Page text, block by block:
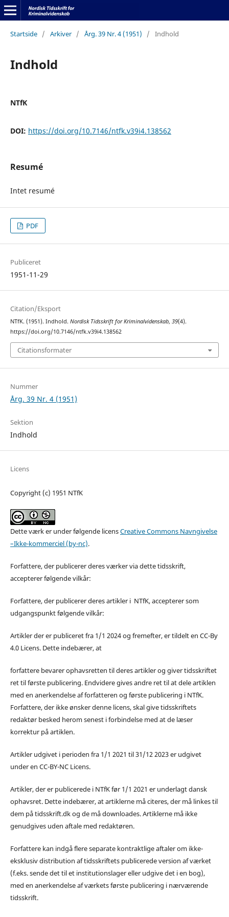
Startside / Arkiver / Årg. 39 Nr. 4 (1951) / Indhold
Indhold
NTfK
DOI: https://doi.org/10.7146/ntfk.v39i4.138562
Resumé
Intet resumé
PDF
Publiceret
1951-11-29
Citation/Eksport
NTfK. (1951). Indhold. Nordisk Tidsskrift for Kriminalvidenskab, 39(4).
https://doi.org/10.7146/ntfk.v39i4.138562
Citationsformater
Nummer
Årg. 39 Nr. 4 (1951)
Sektion
Indhold
Licens
Copyright (c) 1951 NTfK
Dette værk er under følgende licensCreative Commons Navngivelse
–Ikke-kommerciel (by-nc).
Forfattere, der publicerer deres værker via dette tidsskrift,
accepterer følgende vilkår:
Forfattere, der publicerer deres artikler i NTfK, accepterer som
udgangspunkt følgende vilkår:
Artikler der er publiceret fra 1/1 2024 og fremefter, er tildelt en CC-By
4.0 Licens. Dette indebærer, at
forfattere bevarer ophavsretten til deres artikler og giver tidsskriftet
ret til første publicering. Endvidere gives andre ret til at dele artiklen
med en anerkendelse af forfatteren og første publicering i NTfK.
Forfattere, der ikke ønsker denne licens, skal give tidsskriftets
redaktør besked herom senest i forbindelse med at de læser
korrektur på artiklen.
Artikler udgivet i perioden fra 1/1 2021 til 31/12 2023 er udgivet
under en CC-BY-NC Licens.
Artikler, der er publicerede i NTfK før 1/1 2021 er underlagt dansk
ophavsret. Dette indebærer, at artiklerne må citeres, der må linkes til
dem på tidsskrift.dk og de må downloades. Artiklerne må ikke
genudgives uden aftale med redaktøren.
Forfattere kan indgå flere separate kontraktlige aftaler om ikke-
eksklusiv distribution af tidsskriftets publicerede version af værket
(f.eks. sende det til et institutionslager eller udgive det i en bog),
med en anerkendelse af værkets første publicering i nærværende
tidsskrift.